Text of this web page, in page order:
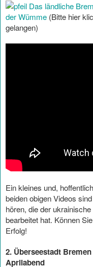
Das ländliche
der Wümme (Bitte hier
gelangen)
Ein kleines und,
beiden obigen Videos
hören, die der
bearbeitet hat. Können
Erfolg!
2. Überseestadt
Aprilabend